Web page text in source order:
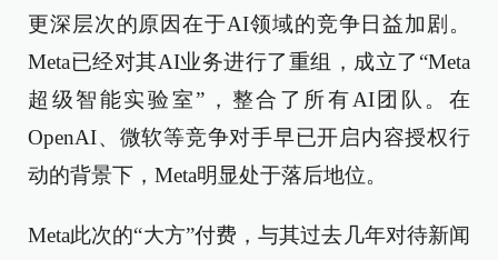
更深层次的原因在于AI领域的竞争日益加剧。
Meta已经对其AI业务进行了重组，成立了“Meta
超级智能实验室”，整合了所有AI团队。在
OpenAI、微软等竞争对手早已开启内容授权行
动的背景下，Meta明显处于落后地位。
Meta此次的“大方”付费，与其过去几年对待新闻